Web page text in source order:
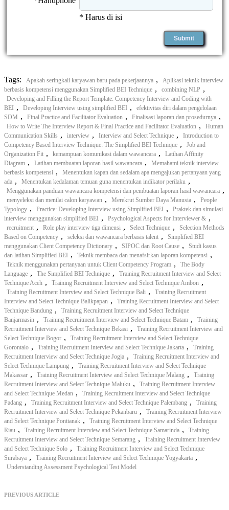
* Harus di isi
Tags: Apakah seringkali karyawan baru pada pekerjaannya ,
Aplikasi teknik interview
berbasis kompetensi menggunakan Simplified BEI Technique , combining NLP ,
Developing and Filling the Report Template: Competency Interview and Coding with
BEI , Developing Interview using simplified BEI ,
efektivitas diri dalam pengelolaan
SDM , Final Practice and Facilitator Evaluation , Finalisasi laporan dan prosedurnya ,
How to Write The Interview Report & Final Practice and Facilitator Evaluation ,
Human
Communication Skills , interview , Interview and Select Technique ,
Introduction to
Competency Based Interview Technique: The Simplified BEI Technique ,
Job and
Organization Fit , kemampuan komunikasi dalam wawancara ,
Latihan Affinity
Diagram , Latihan membuatan laporan hasil wawancara ,
Memahami teknik interview
berbasis kompetensi ,
Menentukan kapan dan sedalam apa mengajukan pertanyaan yang
ada , Menentukan kedalaman temuan guna menentukan indikator perilaku ,
Menggunakan panduan wawancara kompetensi dan pembuatan laporan hasil wawancara ,
menyeleksi dan menilai calon karyawan , Merekrut Sumber Daya Manusia ,
People
Typology , Practice: Developing Interview using Simplified BEI ,
Praktek dan simulasi
interview menggunakan simplified BEI , Psychological Aspects for Interviewer & ,
recruitment , Role play interview tiga dimensi , Select Technique ,
Selection Methods
Based on Competency , seleksi dan wawancara berbasis talent ,
Simplified BEI
menggunakan Client Competency Dictionary , SIPOC dan Root Cause ,
Studi kasus
dan latihan Simplified BEI , Teknik membaca dan menafsirkan laporan kompetensi ,
Teknik menggunakan pertanyaan untuk Client Competency Program ,
The Body
Language , The Simplified BEI Technique ,
Training Recruitment Interview and Select
Technique Aceh , Training Recruitment Interview and Select Technique Ambon ,
Training Recruitment Interview and Select Technique Bali ,
Training Recruitment
Interview and Select Technique Balikpapan ,
Training Recruitment Interview and Select
Technique Bandung ,
Training Recruitment Interview and Select Technique
Banjarmasin , Training Recruitment Interview and Select Technique Batam ,
Training
Recruitment Interview and Select Technique Bekasi ,
Training Recruitment Interview and
Select Technique Bogor ,
Training Recruitment Interview and Select Technique
Gorontalo , Training Recruitment Interview and Select Technique Jakarta ,
Training
Recruitment Interview and Select Technique Jogja ,
Training Recruitment Interview and
Select Technique Lampung ,
Training Recruitment Interview and Select Technique
Makassar , Training Recruitment Interview and Select Technique Malang ,
Training
Recruitment Interview and Select Technique Maluku ,
Training Recruitment Interview
and Select Technique Medan ,
Training Recruitment Interview and Select Technique
Padang , Training Recruitment Interview and Select Technique Palembang ,
Training
Recruitment Interview and Select Technique Pekanbaru ,
Training Recruitment Interview
and Select Technique Pontianak ,
Training Recruitment Interview and Select Technique
Riau , Training Recruitment Interview and Select Technique Samarinda ,
Training
Recruitment Interview and Select Technique Semarang ,
Training Recruitment Interview
and Select Technique Solo ,
Training Recruitment Interview and Select Technique
Surabaya , Training Recruitment Interview and Select Technique Yogyakarta ,
Understanding Assessment Psychological Test Model
PREVIOUS ARTICLE